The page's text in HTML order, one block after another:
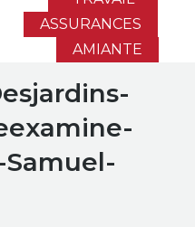
ASSURANCES
AMIANTE